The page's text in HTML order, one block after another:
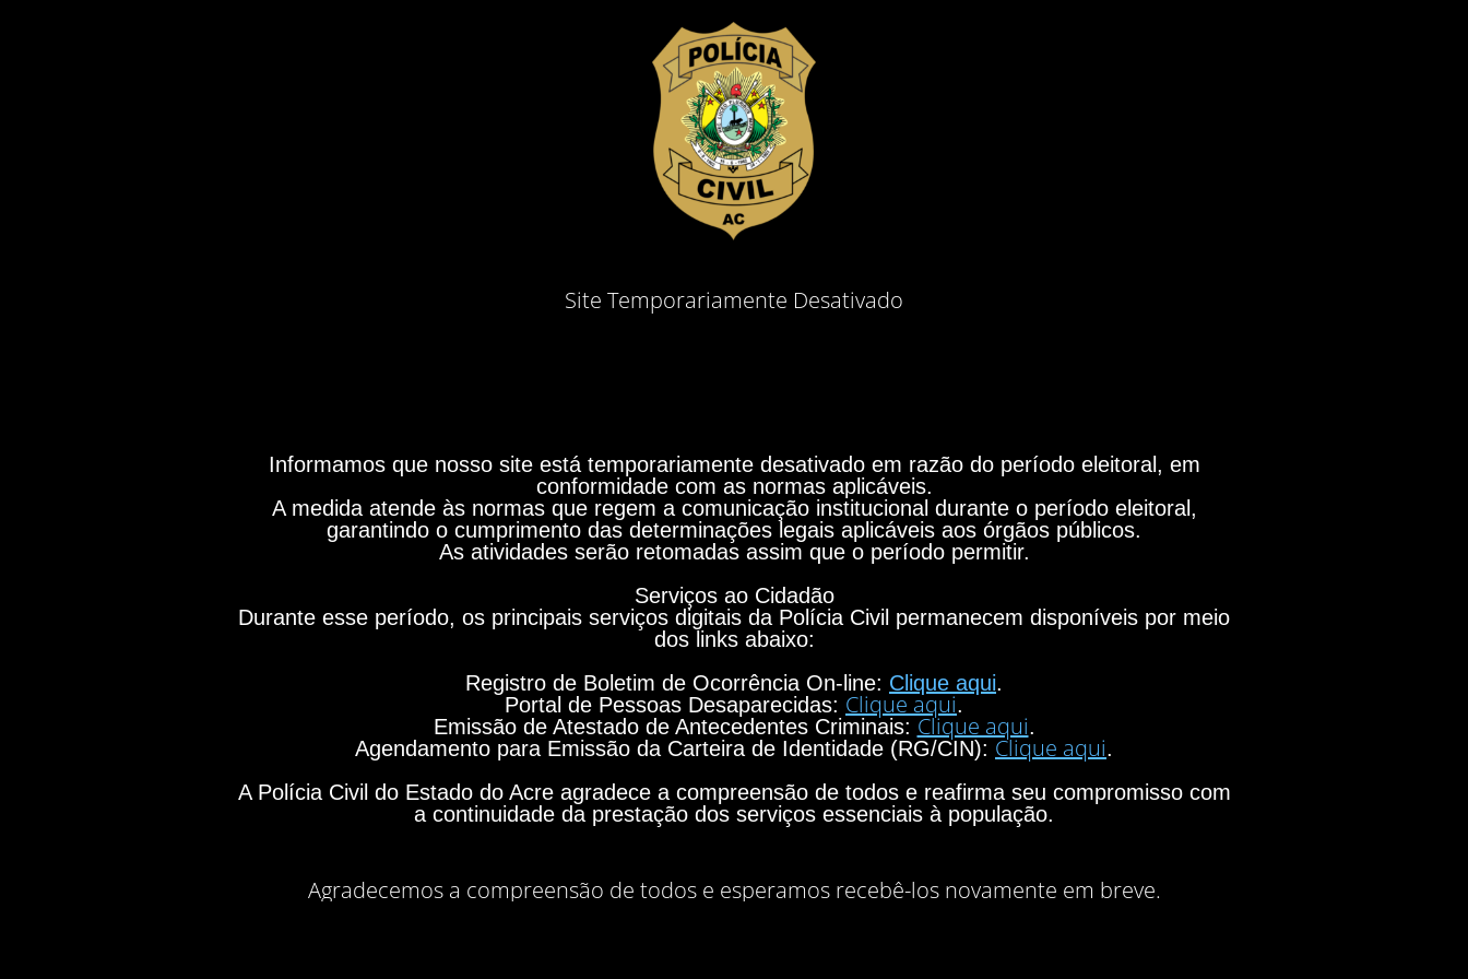
Site Temporariamente Desativado
Informamos que nosso site está temporariamente desativado em razão do período eleitoral, em
conformidade com as normas aplicáveis.
A medida atende às normas que regem a comunicação institucional durante o período eleitoral,
garantindo o cumprimento das determinações legais aplicáveis aos órgãos públicos.
As atividades serão retomadas assim que o período permitir.
Serviços ao Cidadão
Durante esse período, os principais serviços digitais da Polícia Civil permanecem disponíveis por meio
dos links abaixo:
Registro de Boletim de Ocorrência On-line: Clique aqui.
Portal de Pessoas Desaparecidas: Clique aqui.
Emissão de Atestado de Antecedentes Criminais: Clique aqui.
Agendamento para Emissão da Carteira de Identidade (RG/CIN): Clique aqui.
A Polícia Civil do Estado do Acre agradece a compreensão de todos e reafirma seu compromisso com
a continuidade da prestação dos serviços essenciais à população.
Agradecemos a compreensão de todos e esperamos recebê-los novamente em breve.